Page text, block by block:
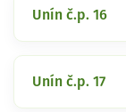
Unín č.p. 16
Unín č.p. 17